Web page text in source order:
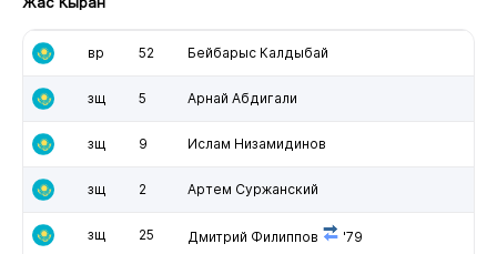
вр 52 Бейбарыс Калдыбай
зщ 5 Арнай Абдигали
зщ 9 Ислам Низамидинов
зщ 2 Артем Суржанский
зщ 25 Дмитрий Филиппов '79